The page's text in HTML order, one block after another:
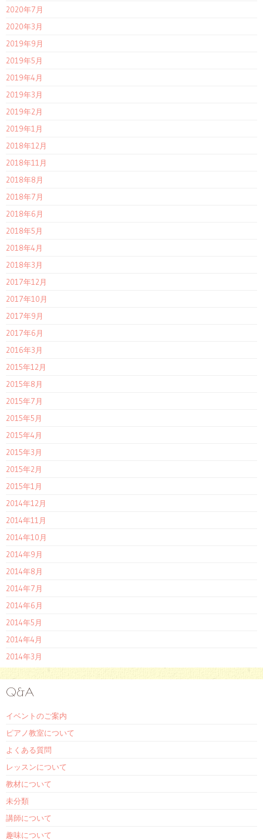
2020年7月
2020年3月
2019年9月
2019年5月
2019年4月
2019年3月
2019年2月
2019年1月
2018年12月
2018年11月
2018年8月
2018年7月
2018年6月
2018年5月
2018年4月
2018年3月
2017年12月
2017年10月
2017年9月
2017年6月
2016年3月
2015年12月
2015年8月
2015年7月
2015年5月
2015年4月
2015年3月
2015年2月
2015年1月
2014年12月
2014年11月
2014年10月
2014年9月
2014年8月
2014年7月
2014年6月
2014年5月
2014年4月
2014年3月
Q&A
イベントのご案内
ピアノ教室について
よくある質問
レッスンについて
教材について
未分類
講師について
趣味について